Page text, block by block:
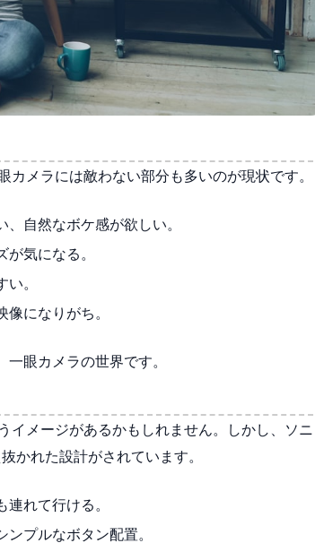
メラには敵わない部分も多いのが現状です。
自然なボケ感が欲しい。
気になる。
。
になりがち。
眼カメラの世界です。
イメージがあるかもしれません。しかし、ソニ
かれた設計がされています。
れて行ける。
プルなボタン配置。